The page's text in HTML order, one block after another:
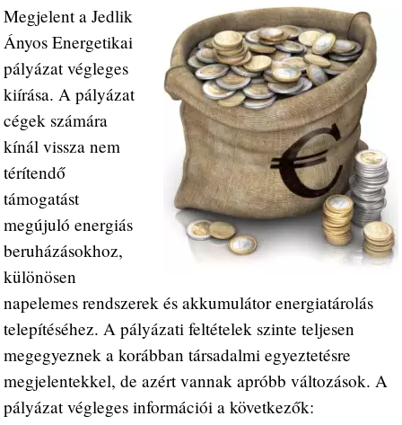
Megjelent a Jedlik
Ányos Energetikai
pályázat végleges
kiírása. A pályázat
cégek számára
kínál vissza nem
térítendő
támogatást
megújuló energiás
beruházásokhoz,
különösen
napelemes rendszerek és akkumulátor energiatárolás
telepítéséhez. A pályázati feltételek szinte teljesen
megegyeznek a korábban társadalmi egyeztetésre
megjelentekkel, de azért vannak apróbb változások. A
pályázat végleges információi a következők: